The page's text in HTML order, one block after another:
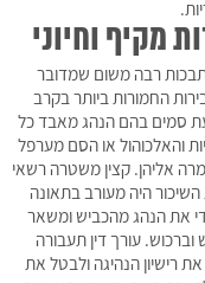
מקיף וחיוני
רבה משום שמדובר
החמורות ביותר בקרב
סמים בהם הנהג מאבד כל
והאלכוהול או הסם מערפל
אליהן. קצין משטרה רשאי
השיכור היה מעורב בתאונה
את הנהג מהכביש ומשאר
עורך דין תעבורה
רישיון הנהיגה ולבטל את